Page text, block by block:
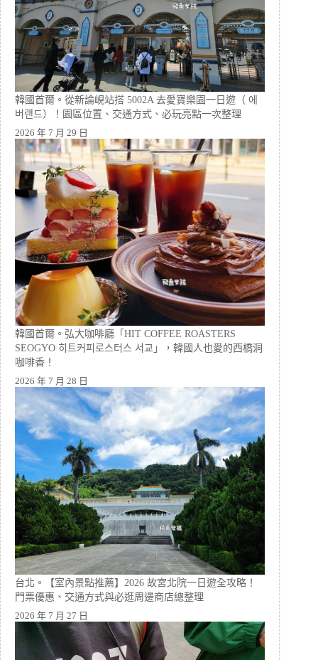
韓國首爾。從新論峴站搭 5002A 去愛寶樂園一日遊（ 에
버랜드）！園區位置、交通方式、必玩亮點一次整理
2026 年 7 月 29 日
韓國首爾。弘大咖啡廳「HIT COFFEE ROASTERS
SEOGYO 히트커피로스터스 서교」，韓國人也愛的西橋洞
咖啡香！
2026 年 7 月 28 日
台北。【室內景點推薦】2026 故宮北院一日遊全攻略！
門票優惠、交通方式與必逛周邊商店總整理
2026 年 7 月 27 日